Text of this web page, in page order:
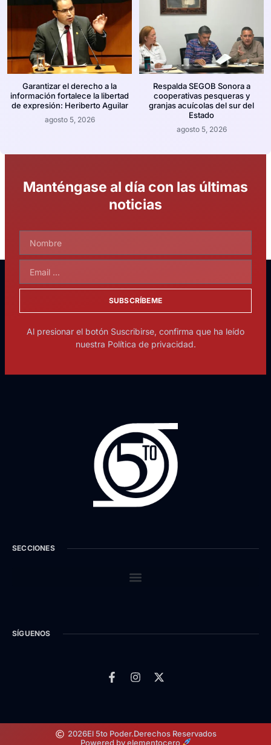
Garantizar el derecho a la
información fortalece la libertad
de expresión: Heriberto Aguilar
agosto 5, 2026
Respalda SEGOB Sonora a
cooperativas pesqueras y
granjas acuícolas del sur del
Estado
agosto 5, 2026
Manténgase al día con las últimas
noticias
SUBSCRÍBEME
Al presionar el botón Suscribirse, confirma que ha leído
nuestra Política de privacidad.
SECCIONES
SÍGUENOS
2026El 5to Poder.Derechos Reservados
Powered by elementocero